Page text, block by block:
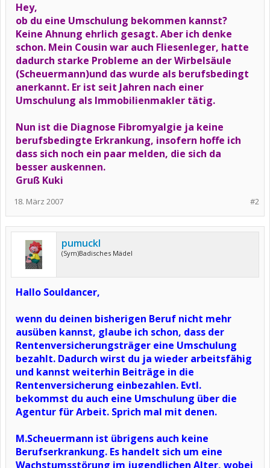
Hey,
ob du eine Umschulung bekommen kannst?
Keine Ahnung ehrlich gesagt. Aber ich denke
schon. Mein Cousin war auch Fliesenleger, hatte
dadurch starke Probleme an der Wirbelsäule
(Scheuermann)und das wurde als berufsbedingt
anerkannt. Er ist seit Jahren nach einer
Umschulung als Immobilienmakler tätig.
Nun ist die Diagnose Fibromyalgie ja keine
berufsbedingte Erkrankung, insofern hoffe ich
dass sich noch ein paar melden, die sich da
besser auskennen.
Gruß Kuki
#2
18. März 2007
pumuckl
(Sym)Badisches Mädel
Hallo Souldancer,
wenn du deinen bisherigen Beruf nicht mehr
ausüben kannst, glaube ich schon, dass der
Rentenversicherungsträger eine Umschulung
bezahlt. Dadurch wirst du ja wieder arbeitsfähig
und kannst weiterhin Beiträge in die
Rentenversicherung einbezahlen. Evtl.
bekommst du auch eine Umschulung über die
Agentur für Arbeit. Sprich mal mit denen.
M.Scheuermann ist übrigens auch keine
Berufserkrankung. Es handelt sich um eine
Wachstumsstörung im jugendlichen Alter, wobei